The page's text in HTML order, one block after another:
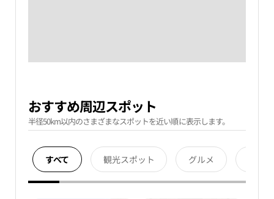
おすすめ周辺スポット
半径50km以内のさまざまなスポットを近い順に表示します。
すべて 観光スポット グルメ